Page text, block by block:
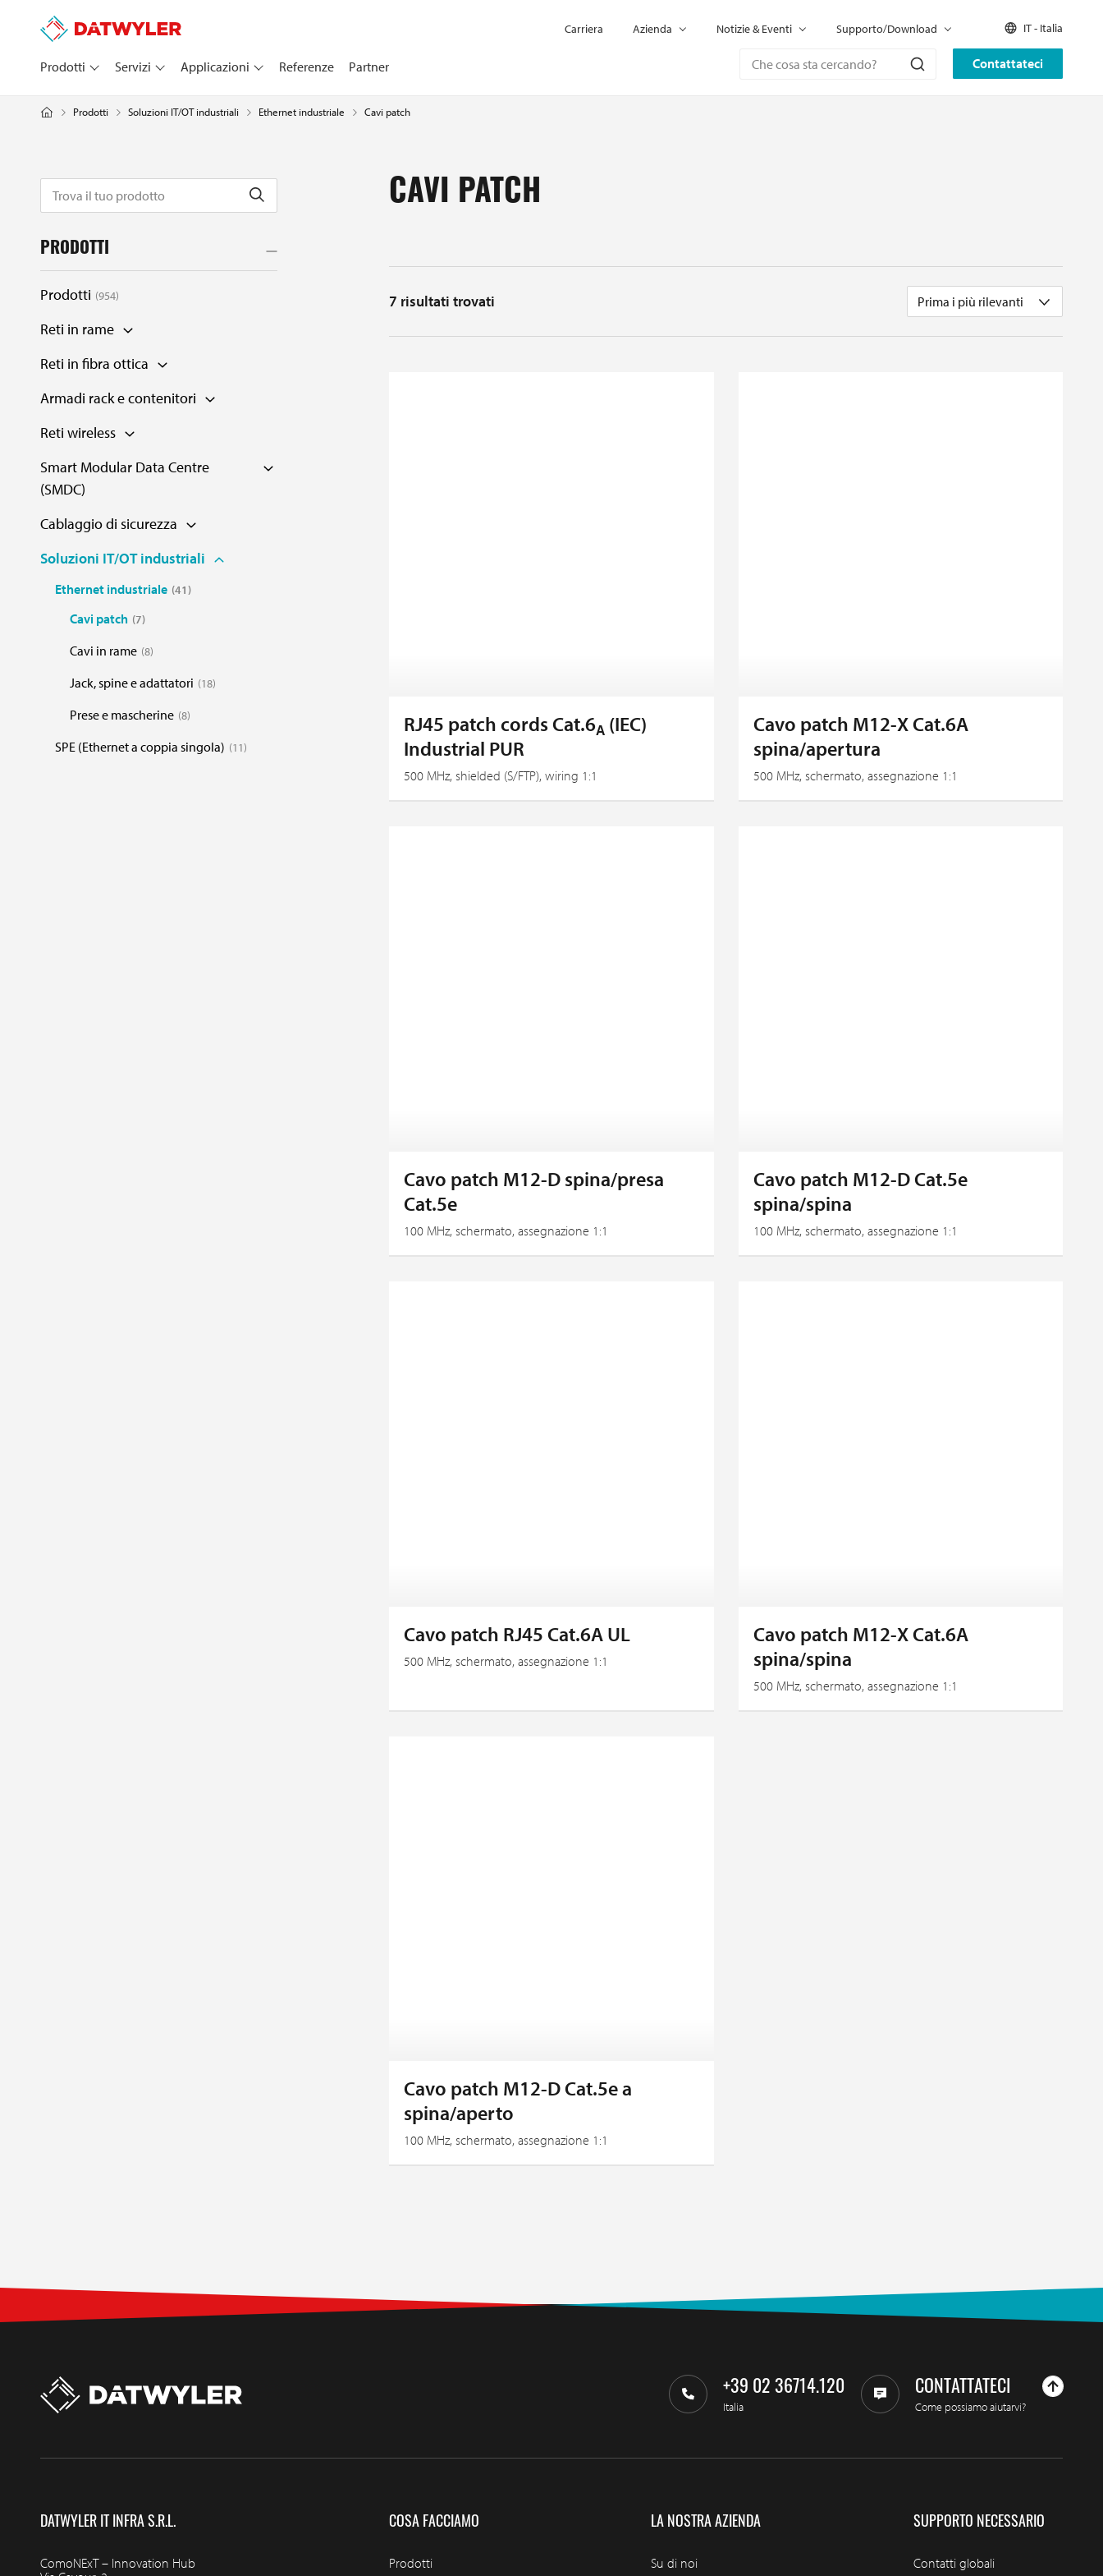
Contattateci
Prodotti Servizi Applicazioni Referenze Partner
Carriera Azienda Notizie & Eventi Supporto/Download IT - Italia
Prodotti Soluzioni IT/OT industriali Ethernet industriale Cavi patch
PRODOTTI
Prodotti 954
Reti in rame
Reti in fibra ottica
Armadi rack e contenitori
Reti wireless
Smart Modular Data Centre
(SMDC)
Cablaggio di sicurezza
Soluzioni IT/OT industriali
Ethernet industriale 41
Cavi patch 7
Cavi in rame 8
Jack, spine e adattatori 18
Prese e mascherine 8
SPE (Ethernet a coppia singola) 11
CAVI PATCH
Prima i più rilevanti
7 risultati trovati
RJ45 patch cords Cat.6A (IEC)
Industrial PUR
500 MHz, shielded (S/FTP), wiring 1:1
Cavo patch M12-X Cat.6A
spina/apertura
500 MHz, schermato, assegnazione 1:1
Cavo patch M12-D spina/presa
Cat.5e
100 MHz, schermato, assegnazione 1:1
Cavo patch M12-D Cat.5e
spina/spina
100 MHz, schermato, assegnazione 1:1
Cavo patch RJ45 Cat.6A UL
500 MHz, schermato, assegnazione 1:1
Cavo patch M12-X Cat.6A
spina/spina
500 MHz, schermato, assegnazione 1:1
Cavo patch M12-D Cat.5e a
spina/aperto
100 MHz, schermato, assegnazione 1:1
+39 02 36714.120
Italia
CONTATTATECI
Come possiamo aiutarvi?
DATWYLER IT INFRA S.R.L.
ComoNExT – Innovation Hub
COSA FACCIAMO
Prodotti
LA NOSTRA AZIENDA
Su di noi
SUPPORTO NECESSARIO
Contatti globali